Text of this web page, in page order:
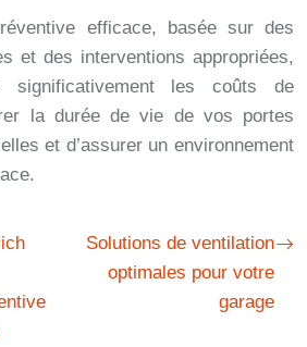
efficace, basée sur des
et des interventions appropriées,
significativement les coûts de
la durée de vie de vos portes
et d’assurer un environnement
Solutions de ventilation
optimales pour votre
garage